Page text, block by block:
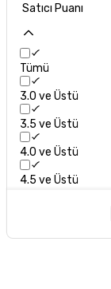
Satıcı Puanı
Tümü
3.0 ve Üstü
3.5 ve Üstü
4.0 ve Üstü
4.5 ve Üstü